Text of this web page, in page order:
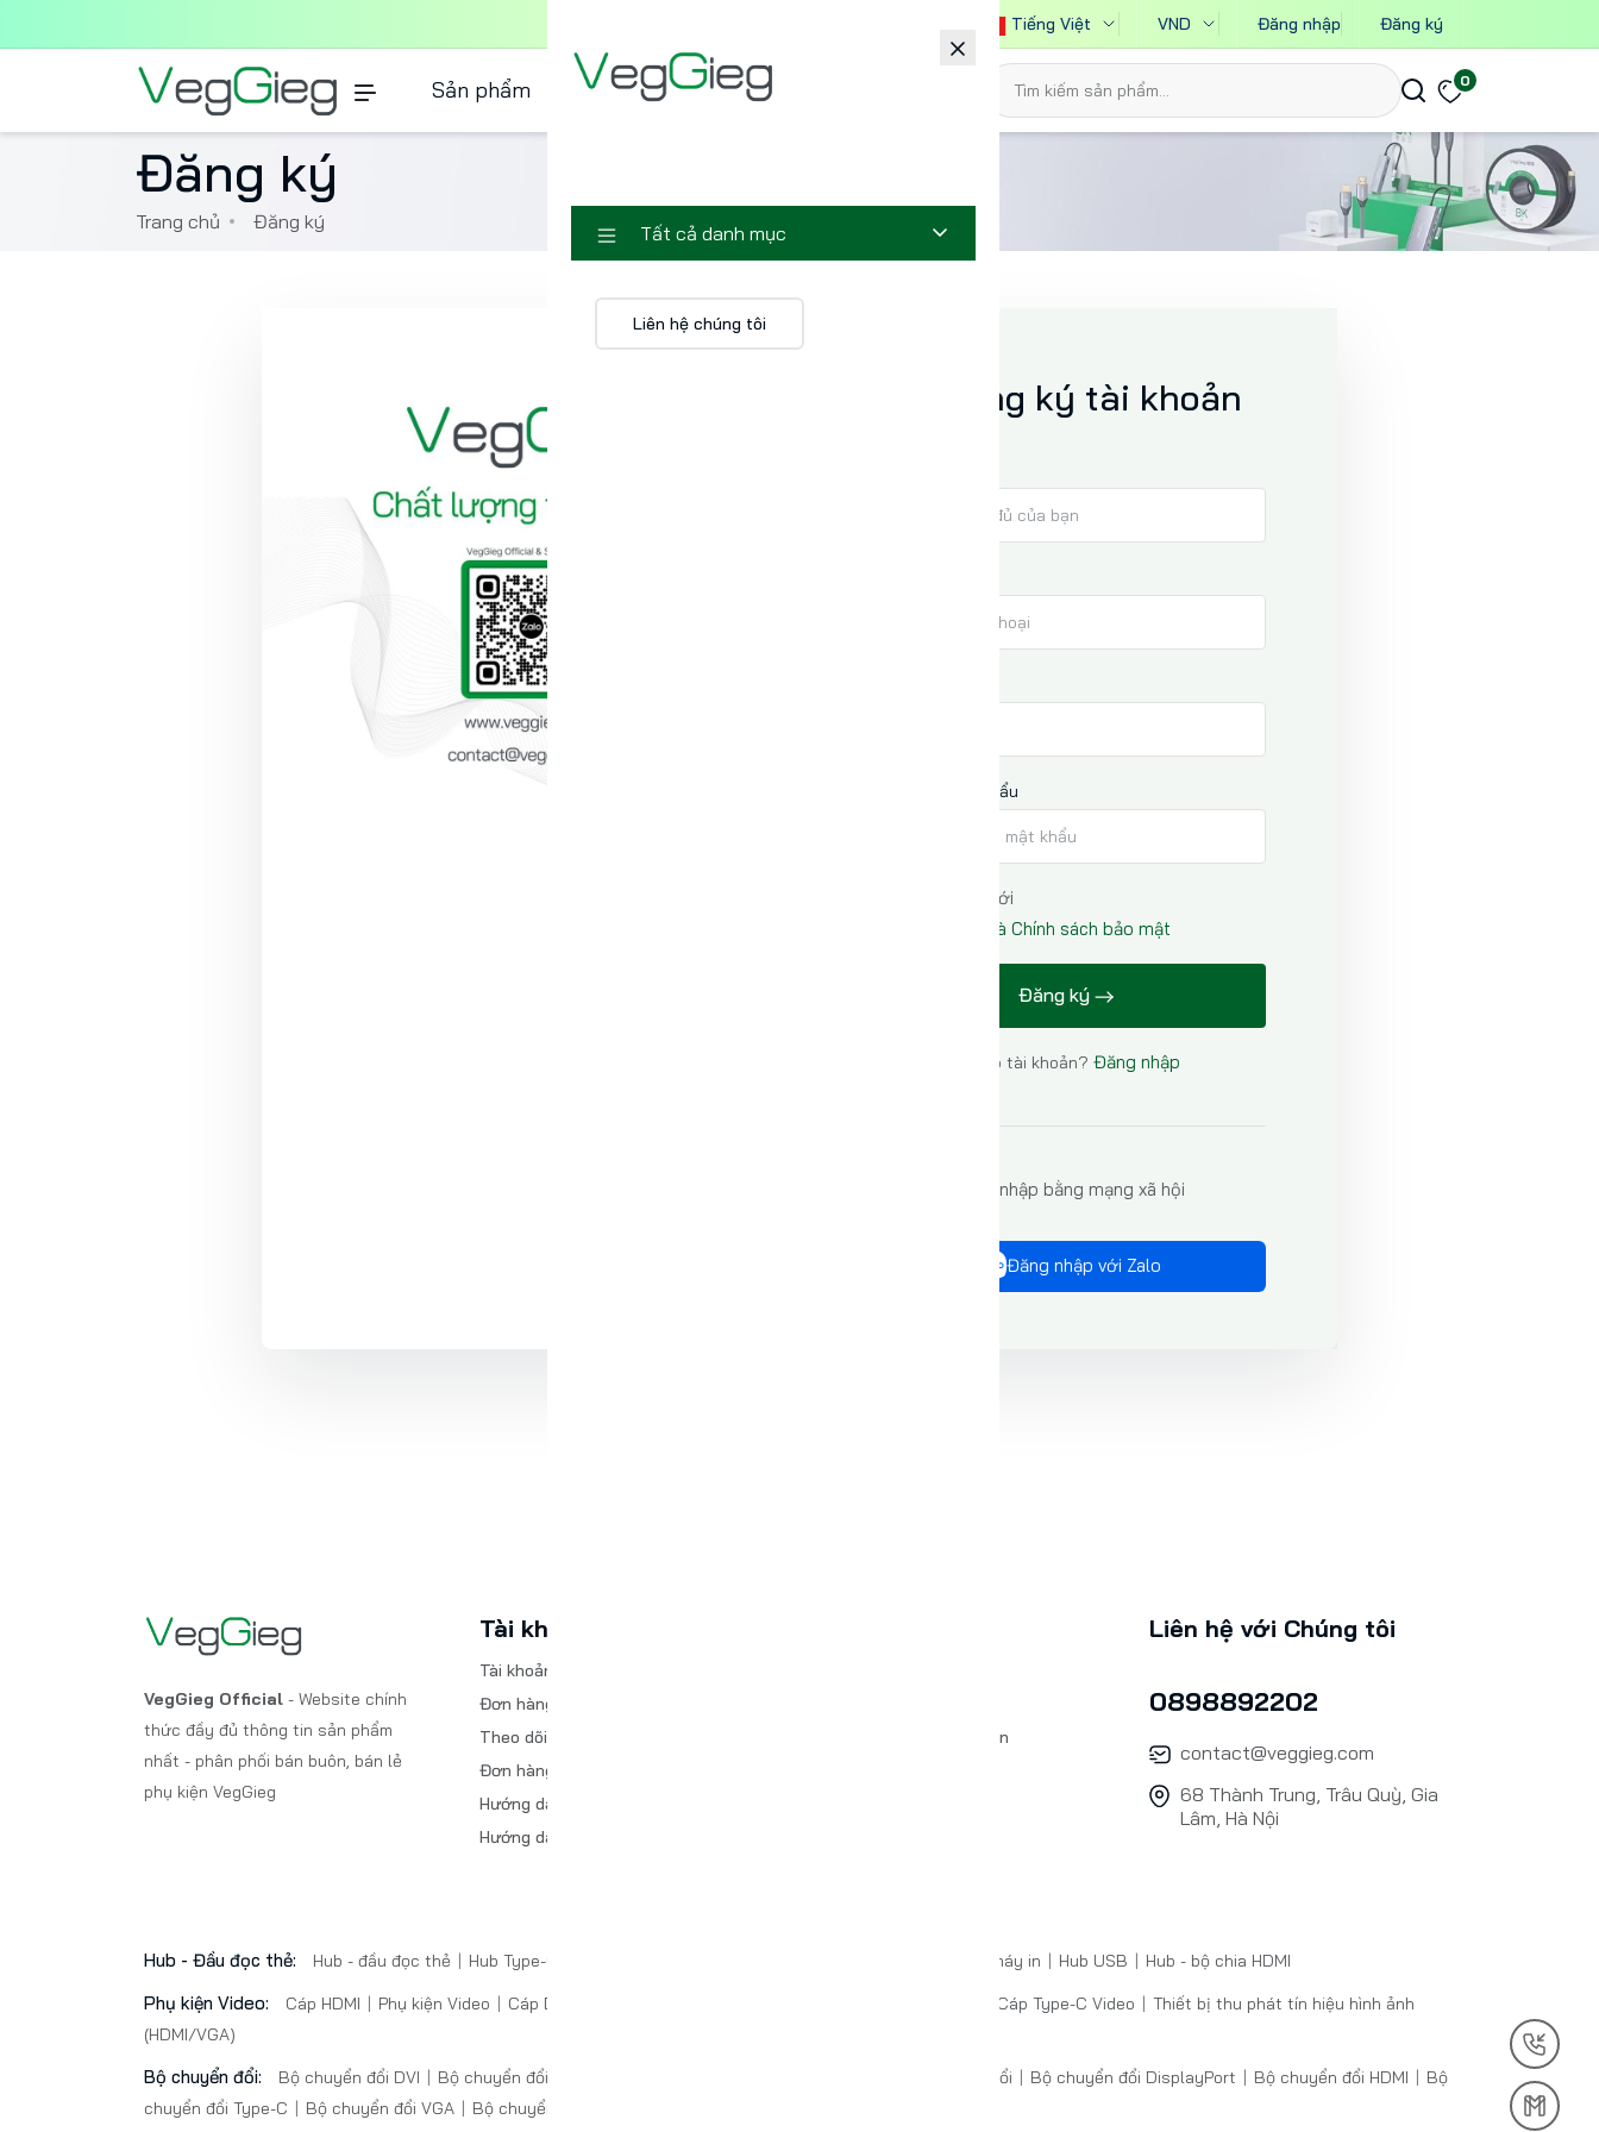
Tất cả danh mục
Liên hệ chúng tôi
Tiếng Việt VND Đăng nhập Đăng ký
Sản phẩm Khuyễn mãi Blog 0
Đăng ký
Trang chủ Đăng ký
Đăng ký tài khoản
Xác nhận mật khẩu
Tôi đồng ý với
Điều khoản và Chính sách bảo mật
Đăng ký
Đã có tài khoản? Đăng nhập
Đăng nhập bằng mạng xã hội
Đăng nhập với Zalo
VegGieg Official - Website chính
thức đầy đủ thông tin sản phẩm
nhất - phân phối bán buôn, bán lẻ
phụ kiện VegGieg
Tài khoản
Tài khoản của tôi
Đơn hàng
Theo dõi Đơn hàng
Đơn hàng Trả lại
Hướng dẫn mua hàng
Hướng dẫn thanh quán VNPAY-QR
Thanh toán và Giao nhận
Liên hệ với Chúng tôi
0898892202
contact@veggieg.com
68 Thành Trung, Trâu Quỳ, Gia
Lâm, Hà Nội
Hub - Đầu đọc thẻ: Hub - đầu đọc thẻ Hub Type-C Hub chia sẻ máy in Hub USB Hub - bộ chia HDMI
Phụ kiện Video: Cáp HDMI Phụ kiện Video Cáp DVI Cáp Type-C Video
Thiết bị thu phát tín hiệu hình ảnh
(HDMI/VGA)
Bộ chuyển đổi: Bộ chuyển đổi DVI Bộ chuyển đổi âm thanh Bộ chuyển đổi Bộ chuyển đổi DisplayPort Bộ chuyển đổi HDMI
Bộ
chuyển đổi Type-C
Bộ chuyển đổi VGA Bộ chuyển đổi mạng